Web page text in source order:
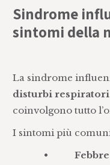
Sindrome
sintomi della
La sindrome
disturbi
coinvolgono tutto
I sintomi più
•